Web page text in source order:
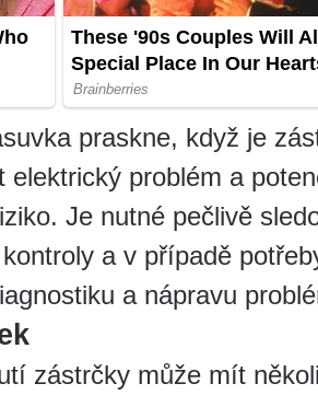
praskne, když je
problém a
Je nutné pečlivě
a v případě
a nápravu
zástrčky může mít